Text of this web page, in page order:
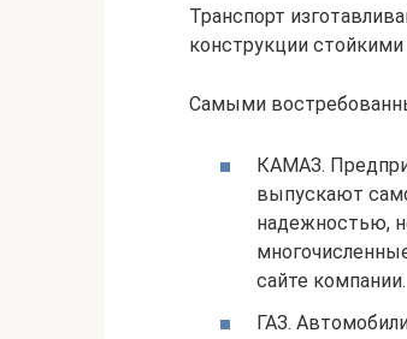
Транспорт
конструкции
Самыми
КАМАЗ.
выпускают
надежностью,
сайте компании.
ГАЗ.